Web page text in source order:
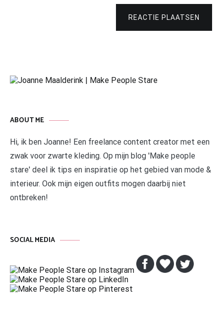
REACTIE PLAATSEN
ABOUT ME
Hi, ik ben Joanne! Een freelance content creator met een
zwak voor zwarte kleding. Op mijn blog 'Make people
stare' deel ik tips en inspiratie op het gebied van mode &
interieur. Ook mijn eigen outfits mogen daarbij niet
ontbreken!
SOCIAL MEDIA